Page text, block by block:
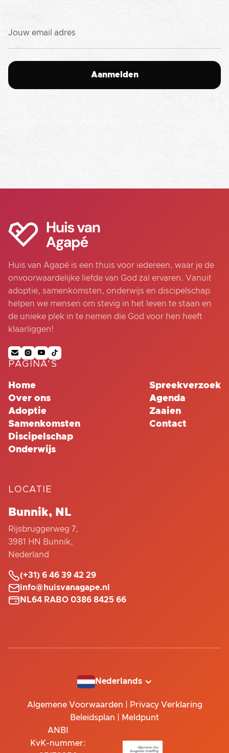
Huis van Agapé is een thuis voor iedereen, waar je de
onvoorwaardelijke liefde van God zal ervaren. Vanuit
adoptie, samenkomsten, onderwijs en discipelschap
helpen we mensen om stevig in het leven te staan en
de unieke plek in te nemen die God voor hen heeft
klaarliggen!
   
PAGINA'S
Home
Over ons
Adoptie
Samenkomsten
Discipelschap
Onderwijs
Spreekverzoek
Agenda
Zaaien
Contact
LOCATIE
Bunnik, NL
Rijsbruggerweg 7,
3981 HN Bunnik,
Nederland
(+31) 6 46 39 42 29
info@huisvanagape.nl
 NL64 RABO 0386 8425 66
Nederlands
Algemene Voorwaarden
Privacy Verklaring
Beleidsplan
Meldpunt
ANBI
KvK-nummer: